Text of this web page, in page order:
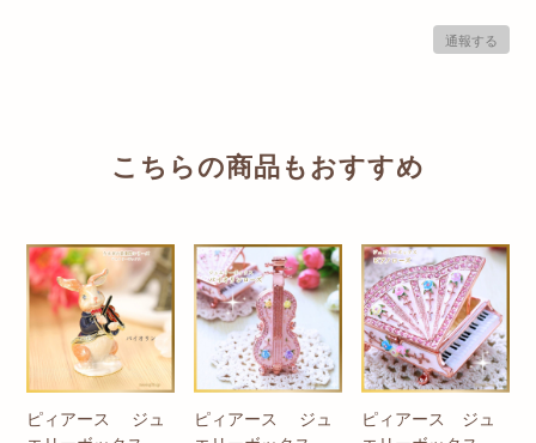
通報する
こちらの商品もおすすめ
ピィアース ジュ
ピィアース ジュ
ピィアース ジュ